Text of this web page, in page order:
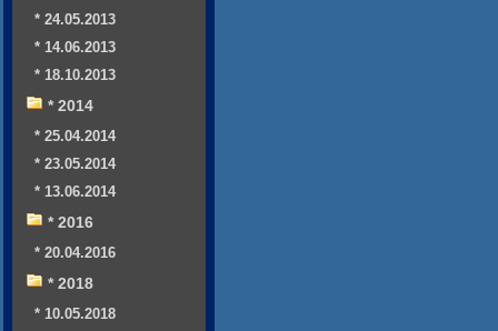
* 24.05.2013
* 14.06.2013
* 18.10.2013
* 2014
* 25.04.2014
* 23.05.2014
* 13.06.2014
* 2016
* 20.04.2016
* 2018
* 10.05.2018